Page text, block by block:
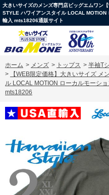
大きいサイズのメンズ専門店ビッグエムワン
STYLE ハワイアンスタイル LOCAL
輸入 mts18206通販サイト
ホーム > メンズ > トップス > 半袖T
>
【WEB限定価格】大きいサイズ メ
ル LOCAL MOTION ローカルモーシ
mts18206